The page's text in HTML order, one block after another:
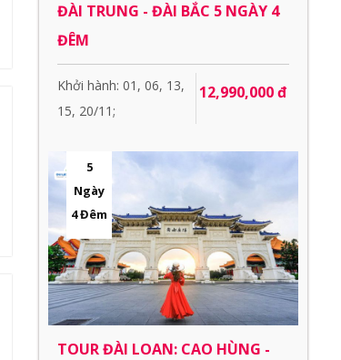
ĐÀI TRUNG - ĐÀI BẮC 5 NGÀY 4
ĐÊM
Khởi hành: 01, 06, 13,
15, 20/11;
12,990,000 đ
5
Ngày
4 Đêm
TOUR ĐÀI LOAN: CAO HÙNG -